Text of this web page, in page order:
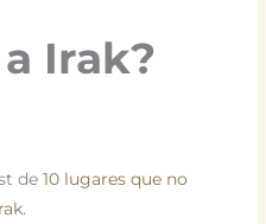
Irak?
de 10 lugares que no
.